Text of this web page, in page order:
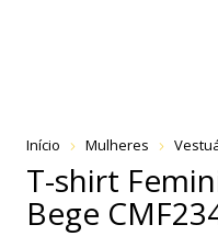
Início Mulheres
T-shirt
Bege